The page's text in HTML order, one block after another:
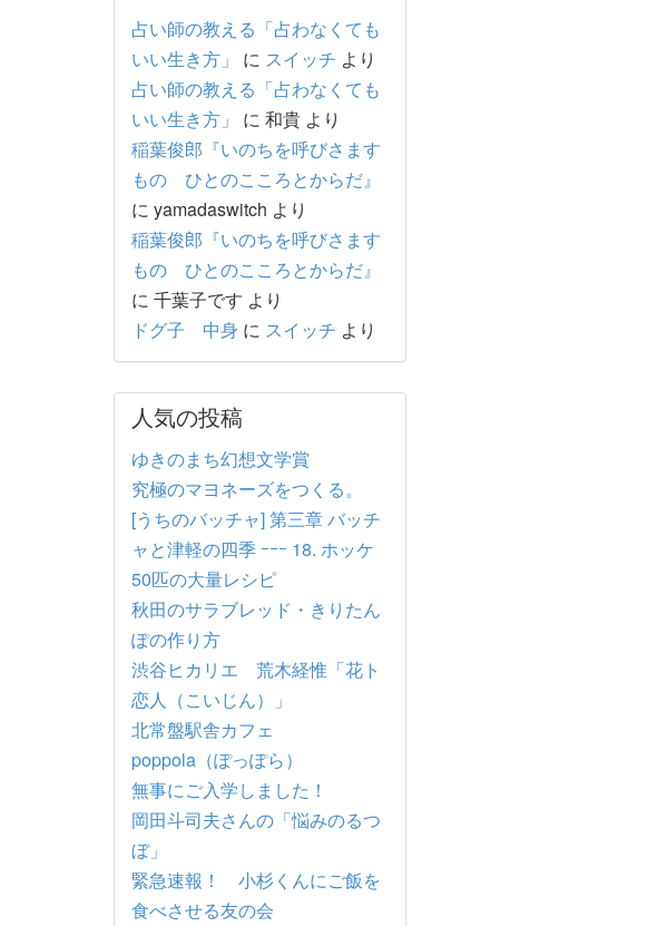
占い師の教える「占わなくても
いい生き方」
に スイッチ より
占い師の教える「占わなくても
いい生き方」
に 和貴 より
稲葉俊郎『いのちを呼びさます
もの ひとのこころとからだ』
に yamadaswitch より
稲葉俊郎『いのちを呼びさます
もの ひとのこころとからだ』
に 千葉子です より
ドグ子 中身 に スイッチ より
人気の投稿
ゆきのまち幻想文学賞
究極のマヨネーズをつくる。
[うちのバッチャ] 第三章 バッチ
ャと津軽の四季 ｰｰｰ 18. ホッケ
50匹の大量レシピ
秋田のサラブレッド・きりたん
ぽの作り方
渋谷ヒカリエ 荒木経惟「花ト
恋人（こいじん）」
北常盤駅舎カフェ
poppola（ぽっぽら）
無事にご入学しました！
岡田斗司夫さんの「悩みのるつ
ぼ」
緊急速報！ 小杉くんにご飯を
食べさせる友の会